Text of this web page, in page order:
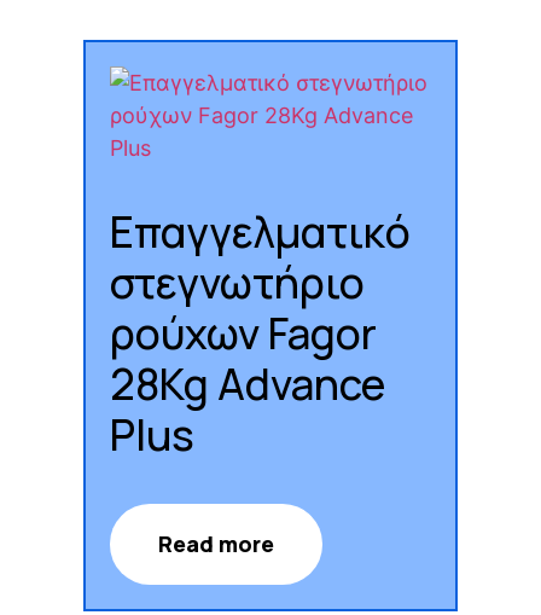
Επαγγελματικό
στεγνωτήριο
ρούχων Fagor
28Kg Advance
Plus
Read more